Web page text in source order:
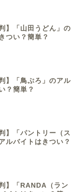
】「山田うどん」の
つい？簡単？
】「鳥ぷろ」のアル
？簡単？
】「パントリー（ス
ルバイトはきつい？
】「RANDA（ラン